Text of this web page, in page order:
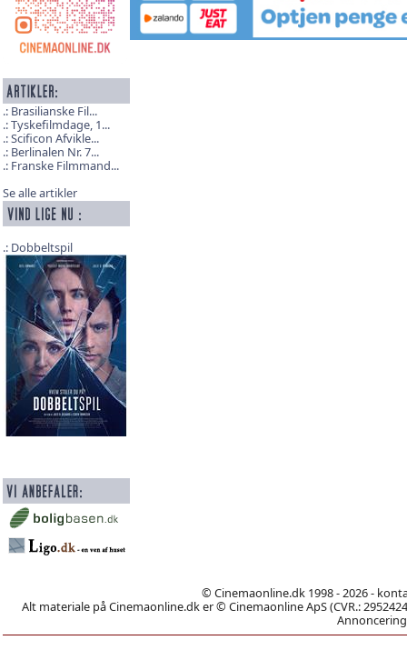
Brasilianske Fil...
Tyskefilmdage, 1...
Scificon Afvikle...
Berlinalen Nr. 7...
Franske Filmmand...
Se alle artikler
Dobbeltspil
© Cinemaonline.dk 1998 - 2026 -
Alt materiale på Cinemaonline.dk er © Cinemaonline ApS (CVR.: